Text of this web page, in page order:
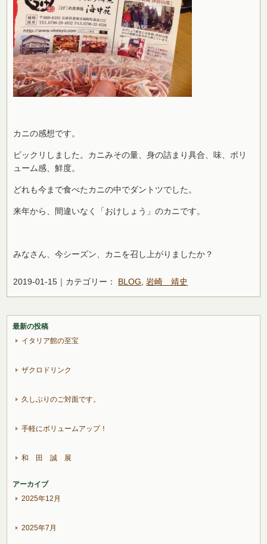
カニの感想です。
ビックリしました。カニみその量、身の詰まり具合、味、ボリ
ューム感、鮮度。
どれも今まで食べたカニの中でダントツでした。
来年から、間違いなく「おけしょう」のカニです。
みなさん、今シーズン、カニを召し上がりましたか？
2019-01-15｜カテゴリー： BLOG ,岩崎 靖史
最新の投稿
イタリア館の至宝
ザクロドリンク
久しぶりのご対面です。
手軽にボリュームアップ！
和 田 誠 展
アーカイブ
2025年12月
2025年7月